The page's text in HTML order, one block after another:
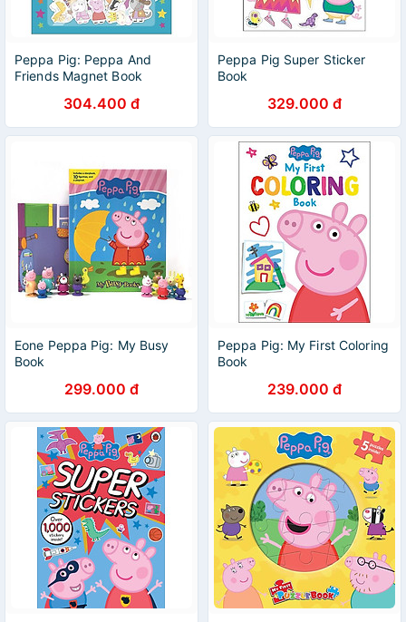
Peppa Pig: Peppa And
Friends Magnet Book
304.400 đ
Peppa Pig Super Sticker
Book
329.000 đ
Eone Peppa Pig: My Busy
Book
299.000 đ
Peppa Pig: My First Coloring
Book
239.000 đ